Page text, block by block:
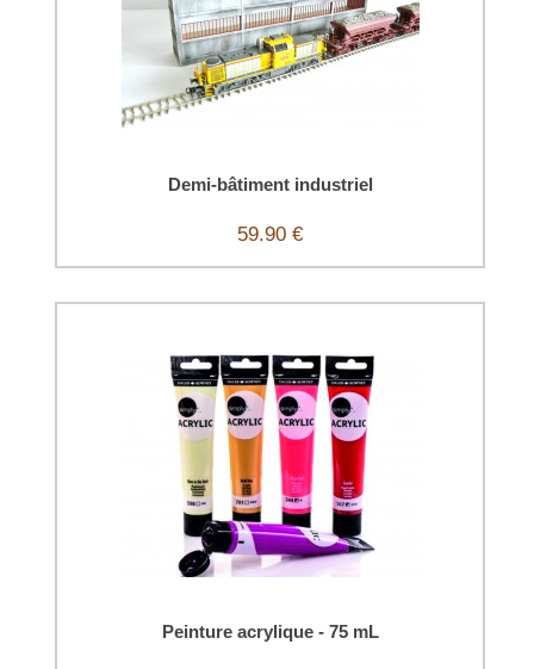
Demi-bâtiment industriel
59.90 €
Peinture acrylique - 75 mL